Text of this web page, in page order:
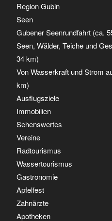
Region Gubin
Seen
Gubener Seenrundfahrt (ca.
Seen, Wälder, Teiche und
34 km)
Von Wasserkraft und Strom
km)
Ausflugsziele
Immobilien
Sehenswertes
Vereine
Radtourismus
Wassertourismus
Gastronomie
Apfelfest
Zahnärzte
Apotheken